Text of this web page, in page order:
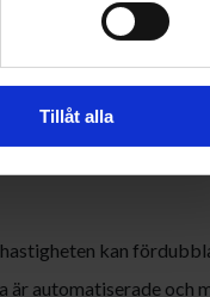
Tillåt alla
kan
automatiserade och